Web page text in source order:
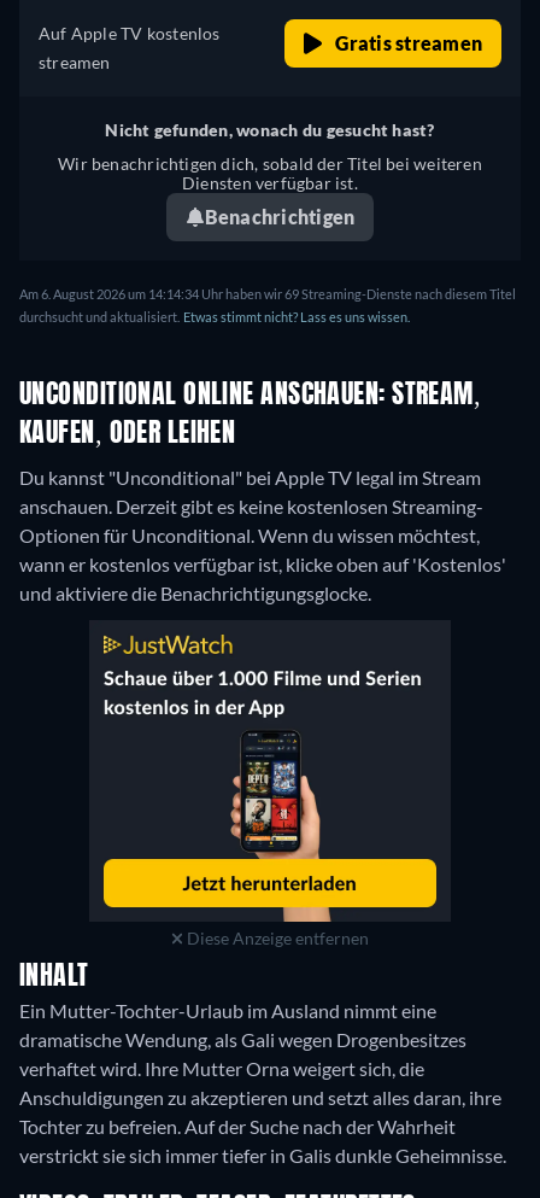
Auf Apple TV kostenlos
streamen
Gratis streamen
Nicht gefunden, wonach du gesucht hast?
Wir benachrichtigen dich, sobald der Titel bei weiteren
Diensten verfügbar ist.
Benachrichtigen
Am 6. August 2026 um 14:14:34 Uhr haben wir 69 Streaming-Dienste nach diesem Titel
durchsucht und aktualisiert. Etwas stimmt nicht? Lass es uns wissen.
UNCONDITIONAL ONLINE ANSCHAUEN: STREAM,
KAUFEN, ODER LEIHEN
Du kannst "Unconditional" bei Apple TV legal im Stream
anschauen. Derzeit gibt es keine kostenlosen Streaming-
Optionen für Unconditional. Wenn du wissen möchtest,
wann er kostenlos verfügbar ist, klicke oben auf 'Kostenlos'
und aktiviere die Benachrichtigungsglocke.
Diese Anzeige entfernen
INHALT
Ein Mutter-Tochter-Urlaub im Ausland nimmt eine
dramatische Wendung, als Gali wegen Drogenbesitzes
verhaftet wird. Ihre Mutter Orna weigert sich, die
Anschuldigungen zu akzeptieren und setzt alles daran, ihre
Tochter zu befreien. Auf der Suche nach der Wahrheit
verstrickt sie sich immer tiefer in Galis dunkle Geheimnisse.